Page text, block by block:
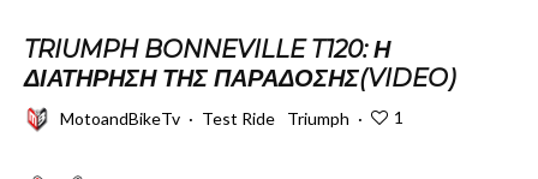
TRIUMPH BONNEVILLE T120: Η
ΔΙΑΤΉΡΗΣΗ ΤΗΣ ΠΑΡΆΔΟΣΗΣ(VIDEO)
MotoandBikeTv · Test Ride Triumph · 1